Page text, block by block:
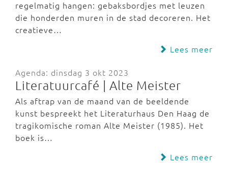
regelmatig hangen: gebaksbordjes met leuzen
die honderden muren in de stad decoreren. Het
creatieve…
Lees meer
Agenda: dinsdag 3 okt 2023
Literatuurcafé | Alte Meister
Als aftrap van de maand van de beeldende
kunst bespreekt het Literaturhaus Den Haag de
tragikomische roman Alte Meister (1985). Het
boek is…
Lees meer